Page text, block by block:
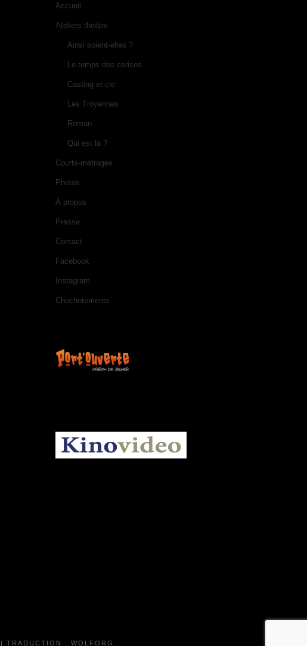
Accueil
Ateliers théâtre
Ainsi soient-elles ?
Le temps des cerises
Casting et cie
Les Troyennes
Roman
Qui est là ?
Courts-métrages
Photos
À propos
Presse
Contact
Facebook
Instagram
Chuchotements
| TRADUCTION : WOLFORG